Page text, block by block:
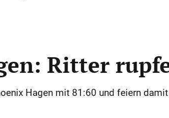
Ritter
Hagen mit 81:60 und feiern